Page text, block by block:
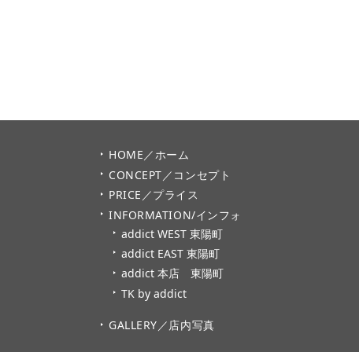
HOME／ホーム
CONCEPT／コンセプト
PRICE／プライス
INFORMATION/インフォ
addict WEST 東陽町
addict EAST 東陽町
addict 本店 東陽町
TK by addict
GALLERY／店内写真